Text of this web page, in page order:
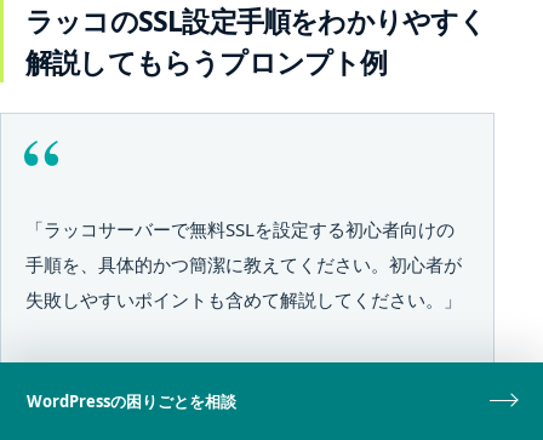
ラッコのSSL設定手順をわかりやすく
解説してもらうプロンプト例
「ラッコサーバーで無料SSLを設定する初心者向けの
手順を、具体的かつ簡潔に教えてください。初心者が
失敗しやすいポイントも含めて解説してください。」
WordPressの困りごとを相談